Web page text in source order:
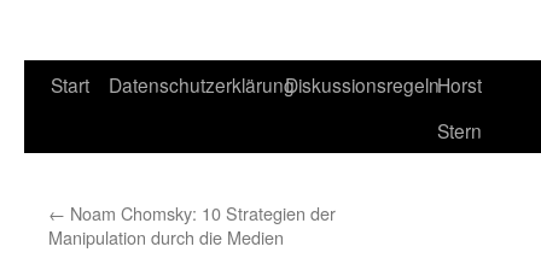
Start DatenschutzerklärungDiskussionsregelnHorst
Stern
← Noam Chomsky: 10 Strategien der
Manipulation durch die Medien